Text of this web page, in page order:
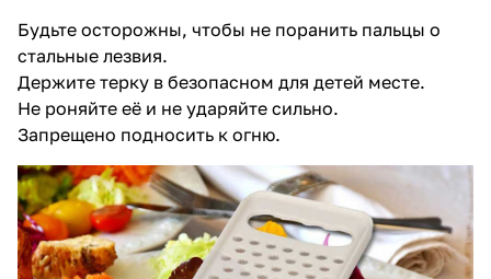
Будьте осторожны, чтобы не поранить пальцы о
стальные лезвия.
Держите терку в безопасном для детей месте.
Не роняйте её и не ударяйте сильно.
Запрещено подносить к огню.